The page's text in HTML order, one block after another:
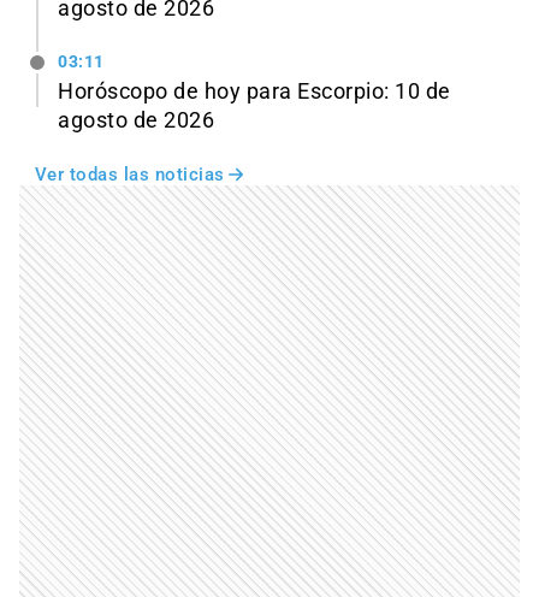
agosto de 2026
03:11
Horóscopo de hoy para Escorpio: 10 de
agosto de 2026
Ver todas las noticias